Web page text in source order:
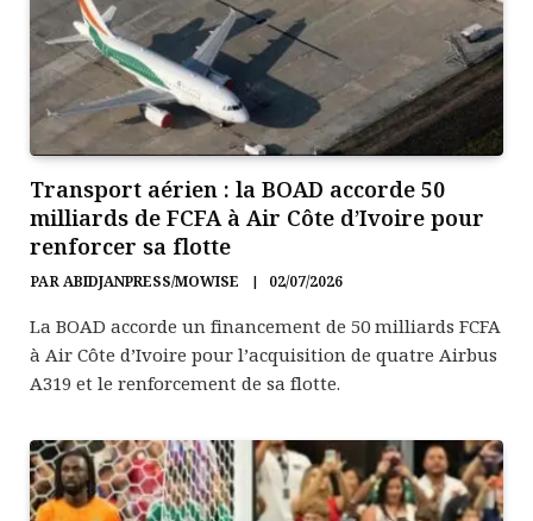
Transport aérien : la BOAD accorde 50
milliards de FCFA à Air Côte d’Ivoire pour
renforcer sa flotte
PARABIDJANPRESS/MOWISE 02/07/2026
La BOAD accorde un financement de 50 milliards FCFA
à Air Côte d’Ivoire pour l’acquisition de quatre Airbus
A319 et le renforcement de sa flotte.